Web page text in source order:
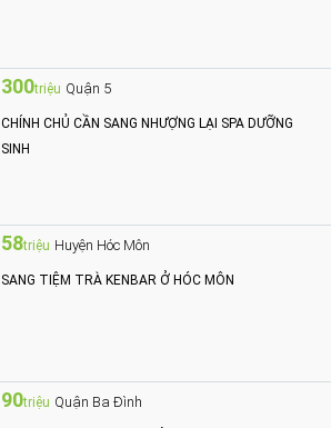
300triệu Quận 5
CHÍNH CHỦ CẦN SANG NHƯỢNG LẠI SPA DƯỠNG
SINH
58triệu Huyện Hóc Môn
SANG TIỆM TRÀ KENBAR Ở HÓC MÔN
90triệu Quận Ba Đình